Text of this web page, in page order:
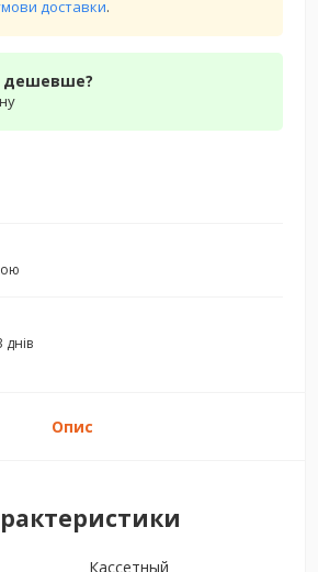
доставки.
днів
Опис
Кассетный